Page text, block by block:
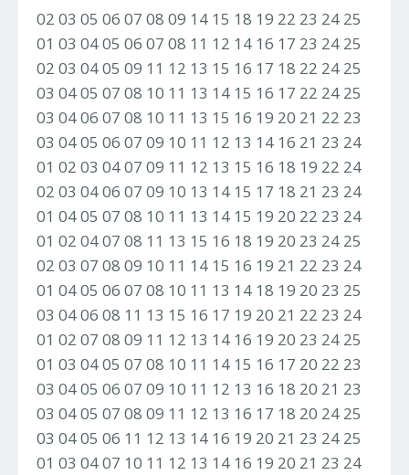
02 03 05 06 07 08 09 14 15 18 19 22 23 24 25
01 03 04 05 06 07 08 11 12 14 16 17 23 24 25
02 03 04 05 09 11 12 13 15 16 17 18 22 24 25
03 04 05 07 08 10 11 13 14 15 16 17 22 24 25
03 04 06 07 08 10 11 13 15 16 19 20 21 22 23
03 04 05 06 07 09 10 11 12 13 14 16 21 23 24
01 02 03 04 07 09 11 12 13 15 16 18 19 22 24
02 03 04 06 07 09 10 13 14 15 17 18 21 23 24
01 04 05 07 08 10 11 13 14 15 19 20 22 23 24
01 02 04 07 08 11 13 15 16 18 19 20 23 24 25
02 03 07 08 09 10 11 14 15 16 19 21 22 23 24
01 04 05 06 07 08 10 11 13 14 18 19 20 23 25
03 04 06 08 11 13 15 16 17 19 20 21 22 23 24
01 02 07 08 09 11 12 13 14 16 19 20 23 24 25
01 03 04 05 07 08 10 11 14 15 16 17 20 22 23
03 04 05 06 07 09 10 11 12 13 16 18 20 21 23
03 04 05 07 08 09 11 12 13 16 17 18 20 24 25
03 04 05 06 11 12 13 14 16 19 20 21 23 24 25
01 03 04 07 10 11 12 13 14 16 19 20 21 23 24